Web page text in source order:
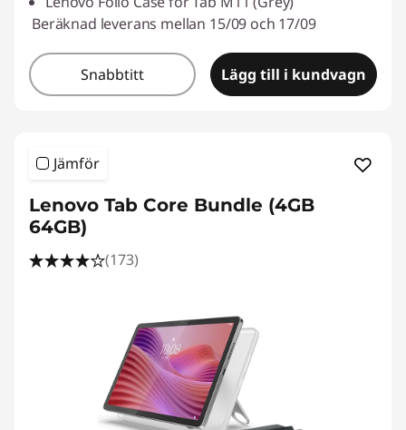
Beräknad leverans mellan 15/09 och 17/09
Snabbtitt Lägg till i kundvagn
Jämför
Lenovo Tab Core Bundle (4GB
64GB)
(173)